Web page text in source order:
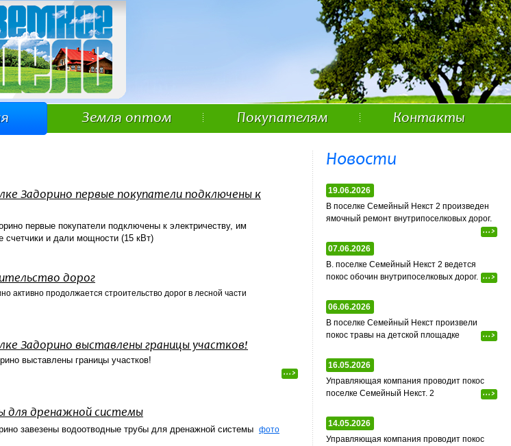
Земля оптом Покупателям Контакты
Задорино первые покупатели подключены к
первые покупатели подключены к электричеству, им
счетчики и дали мощности (15 кВт)
дорог
активно продолжается строительство дорог в лесной части
Задорино выставлены границы участков!
выставлены границы участков!
...>
для дренажной системы
завезены водоотводные трубы для дренажной системы фото
Новости
19.06.2026
В поселке Семейный Некст 2 произведен
ямочный ремонт внутрипоселковых дорог.
...>
07.06.2026
В. поселке Семейный Некст 2 ведется
покос обочин внутрипоселковых дорог.
...>
06.06.2026
В поселке Семейный Некст произвели
покос травы на детской площадке
...>
16.05.2026
Управляющая компания проводит покос
поселке Семейный Некст. 2
...>
14.05.2026
Управляющая компания проводит покос